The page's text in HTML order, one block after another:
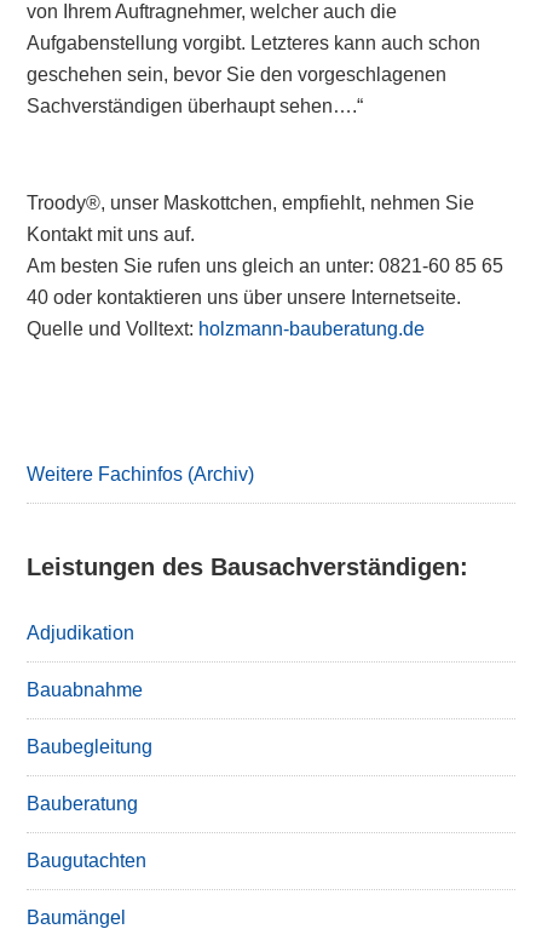
von Ihrem Auftragnehmer, welcher auch die
Aufgabenstellung vorgibt. Letzteres kann auch schon
geschehen sein, bevor Sie den vorgeschlagenen
Sachverständigen überhaupt sehen….“
Troody®, unser Maskottchen, empfiehlt, nehmen Sie
Kontakt mit uns auf.
Am besten Sie rufen uns gleich an unter: 0821-60 85 65
40 oder kontaktieren uns über unsere Internetseite.
Quelle und Volltext: holzmann-bauberatung.de
Weitere Fachinfos (Archiv)
Leistungen des Bausachverständigen:
Adjudikation
Bauabnahme
Baubegleitung
Bauberatung
Baugutachten
Baumängel